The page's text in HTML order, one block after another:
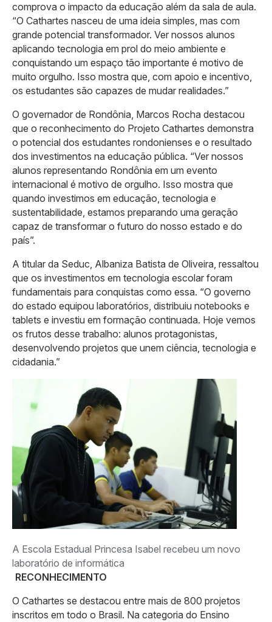
comprova o impacto da educação além da sala de aula.
“O Cathartes nasceu de uma ideia simples, mas com
grande potencial transformador. Ver nossos alunos
aplicando tecnologia em prol do meio ambiente e
conquistando um espaço tão importante é motivo de
muito orgulho. Isso mostra que, com apoio e incentivo,
os estudantes são capazes de mudar realidades.”
O governador de Rondônia, Marcos Rocha destacou
que o reconhecimento do Projeto Cathartes demonstra
o potencial dos estudantes rondonienses e o resultado
dos investimentos na educação pública. “Ver nossos
alunos representando Rondônia em um evento
internacional é motivo de orgulho. Isso mostra que
quando investimos em educação, tecnologia e
sustentabilidade, estamos preparando uma geração
capaz de transformar o futuro do nosso estado e do
país”.
A titular da Seduc, Albaniza Batista de Oliveira, ressaltou
que os investimentos em tecnologia escolar foram
fundamentais para conquistas como essa. “O governo
do estado equipou laboratórios, distribuiu notebooks e
tablets e investiu em formação continuada. Hoje vemos
os frutos desse trabalho: alunos protagonistas,
desenvolvendo projetos que unem ciência, tecnologia e
cidadania.”
A Escola Estadual Princesa Isabel recebeu um novo
laboratório de informática
RECONHECIMENTO
O Cathartes se destacou entre mais de 800 projetos
inscritos em todo o Brasil. Na categoria do Ensino